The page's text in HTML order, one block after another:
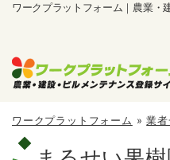
ワークプラットフォーム｜農業・
ワークプラットフォーム »業者